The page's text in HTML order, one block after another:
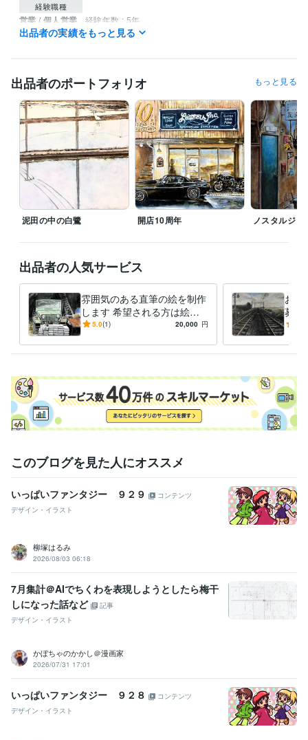
経験職種
営業 / 個人営業 経験年数 : 5年
メディア・出版・広告 / クリエイティブ・アートディレクター
ライフスタイル・その他 / 講師・インストラクター 経験年数 : 2年
職歴
YAMANE art club 2022年5月 ~ 現在
株式会社スクロール 1994年3月 ~ 2012年2月
受賞歴
第40回一陽展　一陽賞 第37回一陽展　奨励賞 第38回一陽展　奨励
賞 第3回　八戸市美術報奨
得意分野
イラスト作成・漫画制作 色鉛筆画 油絵
絵画
学歴
出品者の実績をもっと見る
出品者のポートフォリオ もっと見る
泥田の中の白鷺 開店10周年 ノスタルジッ
出品者の人気サービス
雰囲気のある直筆の絵を制作
します 希望される方は絵を
発送いたします。(送料別)
5.0(1) 20,000 円
お好
募展
みの
このブログを見た人にオススメ
いっぱいファンタジー ９２９
コンテンツ
デザイン・イラスト
柳塚はるみ
2026/08/03 06:18
7月集計＠AIでちくわを表現しようとしたら梅干
しになった話など
記事
デザイン・イラスト
かぼちゃのかかし＠漫画家
2026/07/31 17:01
いっぱいファンタジー ９２８
コンテンツ
デザイン・イラスト